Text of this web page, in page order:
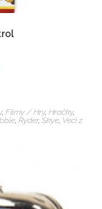
, Filmy / Hry, Hračky,
Ryder, Skye Veci z